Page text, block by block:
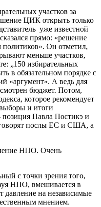
участков за
ЦИК открыть только
уже известной
прямо: «решение
Он отметил,
меньше участков,
„150 избирательных
в обязательном порядке с
«аргумент». А ведь для
бюджет. Потом,
которое рекомендует
и итоги
Павла Постикэ и
послы ЕС и США, а
НПО. Очень
с точки зрения того,
НПО, вмешивается в
давление на независимые
мнением.